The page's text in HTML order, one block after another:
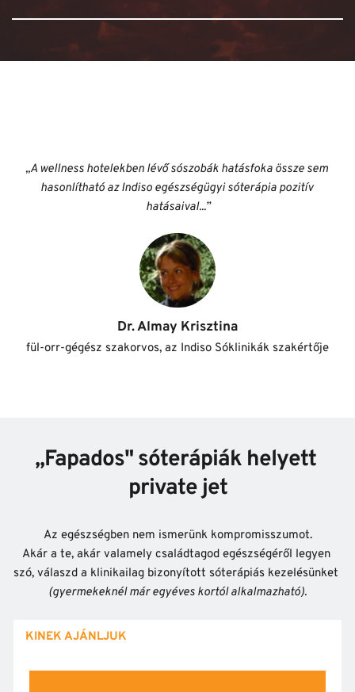
,,A wellness hotelekben lévő sószobák hatásfoka össze sem
hasonlítható az Indiso egészségügyi sóterápia pozitív
hatásaival...”
Dr. Almay Krisztina
fül-orr-gégész szakorvos, az Indiso Sóklinikák szakértője
,,Fapados" sóterápiák helyett
private jet
Az egészségben nem ismerünk kompromisszumot.
Akár a te, akár valamely családtagod egészségéről legyen
(gyermekeknél már egyéves kortól alkalmazható).
KINEK AJÁNLJUK